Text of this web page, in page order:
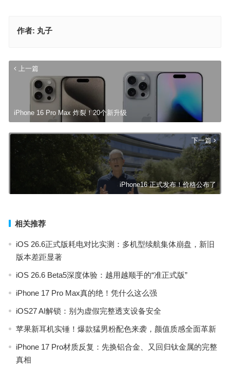
作者: 丸子
上一篇
iPhone 16 Pro Max 炸裂！20个新升级
下一篇
iPhone16 正式发布！价格公布了
相关推荐
iOS 26.6正式版耗电对比实测：多机型续航集体崩盘，新旧
版本差距显著
iOS 26.6 Beta5深度体验：越用越顺手的“准正式版”
iPhone 17 Pro Max真的绝！凭什么这么强
iOS27 AI解锁：别为虚假完整透支设备安全
苹果新耳机实锤！爆款猛男粉配色来袭，颜值质感全面革新
iPhone 17 Pro材质反复：先换铝合金、又回归钛金属的完整
真相